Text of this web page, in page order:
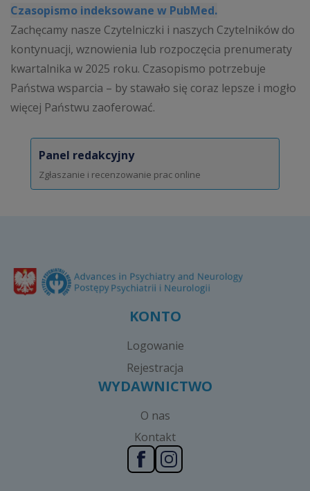
Czasopismo indeksowane w PubMed.
Zachęcamy nasze Czytelniczki i naszych Czytelników do
kontynuacji, wznowienia lub rozpoczęcia prenumeraty
kwartalnika w 2025 roku. Czasopismo potrzebuje
Państwa wsparcia – by stawało się coraz lepsze i mogło
więcej Państwu zaoferować.
Panel redakcyjny
Zgłaszanie i recenzowanie prac online
KONTO
Logowanie
Rejestracja
WYDAWNICTWO
O nas
Kontakt